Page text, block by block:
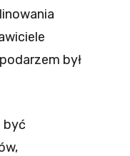
był
być